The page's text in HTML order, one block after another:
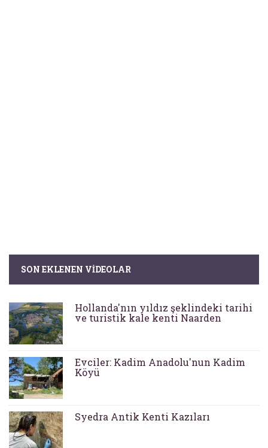
SON EKLENEN VIDEOLAR
Hollanda'nın yıldız şeklindeki tarihi
ve turistik kale kenti Naarden
Evciler: Kadim Anadolu'nun Kadim
Köyü
Syedra Antik Kenti Kazıları